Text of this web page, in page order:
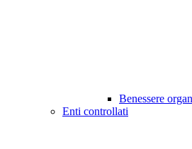
Benessere
Enti controllati